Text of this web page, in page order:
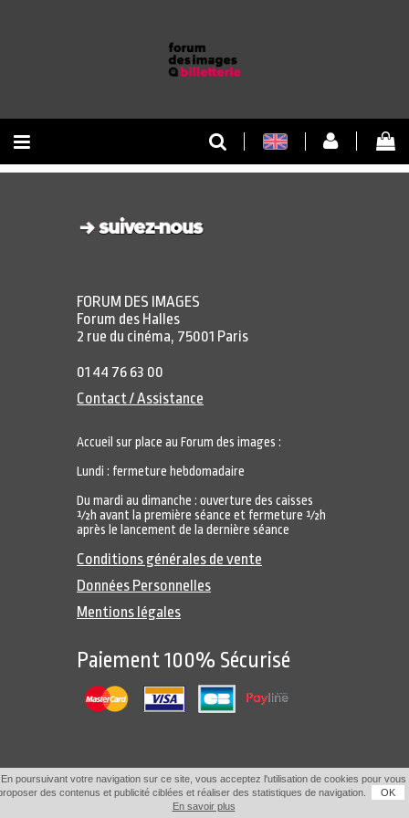
RETOUR À L'ACCUEIL
RETOUR AU SITE
FORUM DES IMAGES
Forum des Halles
2 rue du cinéma, 75001 Paris
01 44 76 63 00
Contact / Assistance
Accueil sur place au Forum des images :
Lundi : fermeture hebdomadaire
Du mardi au dimanche : ouverture des caisses
½h avant la première séance et fermeture ½h
après le lancement de la dernière séance
Conditions générales de vente
Données Personnelles
Mentions légales
Paiement 100% Sécurisé
En poursuivant votre navigation sur ce site, vous acceptez l'utilisation de cookies pour vous
des contenus et publicité ciblées et réaliser des statistiques de navigation.
OK
En savoir plus